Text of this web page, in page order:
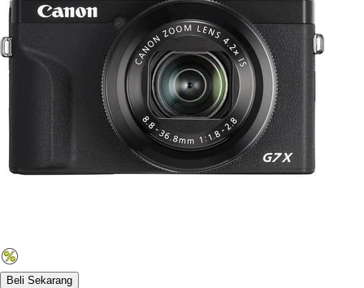
Beli Sekarang